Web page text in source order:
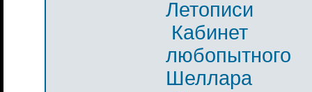
Летописи
Кабинет
любопытного
Шеллара